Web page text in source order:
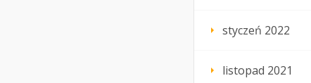
styczeń 2022
listopad 2021